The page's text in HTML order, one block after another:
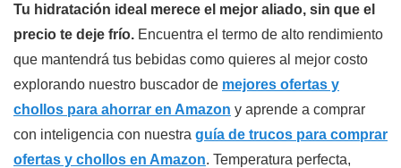
Tu hidratación ideal merece el mejor aliado, sin que el
precio te deje frío. Encuentra el termo de alto rendimiento
que mantendrá tus bebidas como quieres al mejor costo
explorando nuestro buscador de mejores ofertas y
chollos para ahorrar en Amazon y aprende a comprar
con inteligencia con nuestra guía de trucos para comprar
ofertas y chollos en Amazon. Temperatura perfecta,